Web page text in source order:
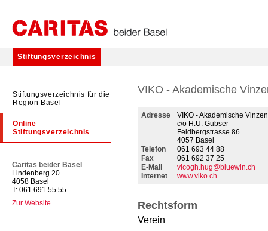
Stiftungsverzeichnis
Stiftungsverzeichnis für die
Region Basel
Online
Stiftungsverzeichnis
Caritas beider Basel
Lindenberg 20
4058 Basel
T: 061 691 55 55
Zur Website
VIKO - Akademische
Adresse
VIKO - Akademische
c/o H.U. Gubser
Feldbergstrasse 86
4057 Basel
Telefon
061 693 44 88
Fax
061 692 37 25
E-Mail
vicogh.hug@bluewin.ch
Internet
www.viko.ch
Rechtsform
Verein